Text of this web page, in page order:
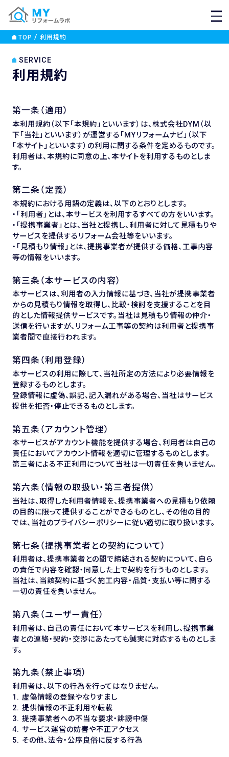
TOP 利用規約
SERVICE
利用規約
第一条（適用）
本利用規約（以下「本規約」といいます）は、株式会社DYM（以
下「当社」といいます）が運営する「MYリフォームナビ」（以下
「本サイト」といいます）の利用に関する条件を定めるものです。
利用者は、本規約に同意の上、本サイトを利用するものとしま
す。
第二条（定義）
本規約における用語の定義は、以下のとおりとします。
・「利用者」とは、本サービスを利用するすべての方をいいます。
・「提携事業者」とは、当社と提携し、利用者に対して見積もりや
サービスを提供するリフォーム会社等をいいます。
・「見積もり情報」とは、提携事業者が提供する価格、工事内容
等の情報をいいます。
第三条（本サービスの内容）
本サービスは、利用者の入力情報に基づき、当社が提携事業者
からの見積もり情報を取得し、比較・検討を支援することを目
的とした情報提供サービスです。当社は見積もり情報の仲介・
送信を行いますが、リフォーム工事等の契約は利用者と提携事
業者間で直接行われます。
第四条（利用登録）
本サービスの利用に際して、当社所定の方法により必要情報を
登録するものとします。
登録情報に虚偽、誤記、記入漏れがある場合、当社はサービス
提供を拒否・停止できるものとします。
第五条（アカウント管理）
本サービスがアカウント機能を提供する場合、利用者は自己の
責任においてアカウント情報を適切に管理するものとします。
第三者による不正利用について当社は一切責任を負いません。
第六条（情報の取扱い・第三者提供）
当社は、取得した利用者情報を、提携事業者への見積もり依頼
の目的に限って提供することができるものとし、その他の目的
では、当社のプライバシーポリシーに従い適切に取り扱います。
第七条（提携事業者との契約について）
利用者は、提携事業者との間で締結される契約について、自ら
の責任で内容を確認・同意した上で契約を行うものとします。
当社は、当該契約に基づく施工内容・品質・支払い等に関する
一切の責任を負いません。
第八条（ユーザー責任）
利用者は、自己の責任において本サービスを利用し、提携事業
者との連絡・契約・交渉にあたっても誠実に対応するものとしま
す。
第九条（禁止事項）
利用者は、以下の行為を行ってはなりません。
1. 虚偽情報の登録やなりすまし
2. 提供情報の不正利用や転載
3. 提携事業者への不当な要求・誹謗中傷
4. サービス運営の妨害や不正アクセス
5. その他、法令・公序良俗に反する行為